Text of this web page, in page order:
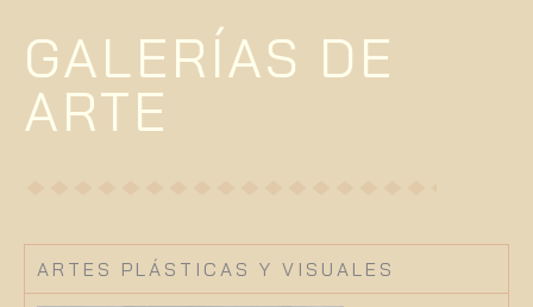
GALERÍAS DE
ARTE
ARTES PLÁSTICAS Y VISUALES